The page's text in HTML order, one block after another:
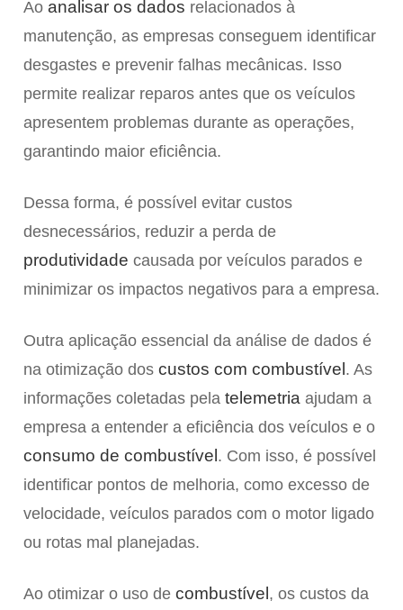
Ao analisar os dados relacionados à
manutenção, as empresas conseguem identificar
desgastes e prevenir falhas mecânicas. Isso
permite realizar reparos antes que os veículos
apresentem problemas durante as operações,
garantindo maior eficiência.
Dessa forma, é possível evitar custos
desnecessários, reduzir a perda de
produtividade causada por veículos parados e
minimizar os impactos negativos para a empresa.
Outra aplicação essencial da análise de dados é
na otimização dos custos com combustível . As
informações coletadas pela telemetria ajudam a
empresa a entender a eficiência dos veículos e o
consumo de combustível . Com isso, é possível
identificar pontos de melhoria, como excesso de
velocidade, veículos parados com o motor ligado
ou rotas mal planejadas.
Ao otimizar o uso de combustível , os custos da